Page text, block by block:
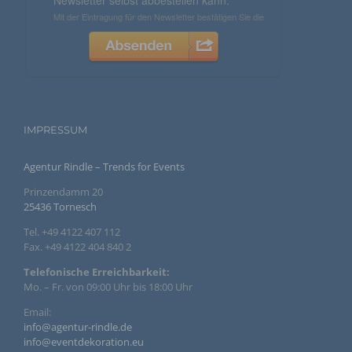
IMPRESSUM
Agentur Rindle – Trends for Events
Prinzendamm 20
25436 Tornesch
Tel. +49 4122 407 112
Fax. +49 4122 404 840 2
Telefonische Erreichbarkeit:
Mo. – Fr. von 09:00 Uhr bis 18:00 Uhr
Email:
info@agentur-rindle.de
info@eventdekoration.eu
natürliche Person beziehen, zu bewerten,
insbesondere, um Aspekte bezüglich Arbeitsleistung,
Vorlieben, Interessen, Zuverlässigkeit, Verhalten,
Aufenthaltsort oder Ortswechsel dieser natürlichen
Person zu analysieren oder vorherzusagen.
die personenbezogenen Daten ohne Hinzuziehung
zusätzlicher Informationen nicht mehr einer
können, sofern diese zusätzlichen Informationen
gesondert aufbewahrt werden und technischen und
gewährleisten, dass die personenbezogenen Daten
nicht einer identifizierten oder identifizierbaren
Verantwortlicher oder für die Verarbeitung